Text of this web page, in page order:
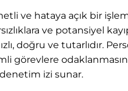
ve hataya açık bir
ve potansiyel
doğru ve tutarlıdır.
odaklanmasını
izi sunar.